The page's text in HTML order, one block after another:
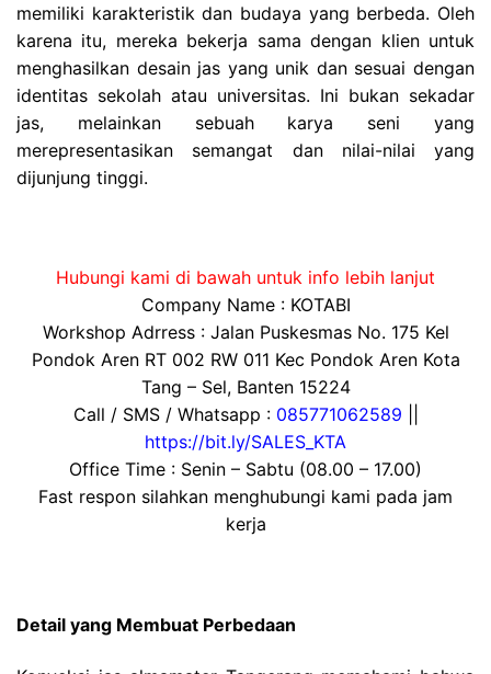
memiliki karakteristik dan budaya yang berbeda. Oleh
karena itu, mereka bekerja sama dengan klien untuk
menghasilkan desain jas yang unik dan sesuai dengan
identitas sekolah atau universitas. Ini bukan sekadar
jas, melainkan sebuah karya seni yang
merepresentasikan semangat dan nilai-nilai yang
dijunjung tinggi.
Hubungi kami di bawah untuk info lebih lanjut
Company Name : KOTABI
Workshop Adrress : Jalan Puskesmas No. 175 Kel
Pondok Aren RT 002 RW 011 Kec Pondok Aren Kota
Tang – Sel, Banten 15224
Call / SMS / Whatsapp : 085771062589
https://bit.ly/SALES_KTA
Office Time : Senin – Sabtu (08.00 – 17.00)
Fast respon silahkan menghubungi kami pada jam
kerja
Detail yang Membuat Perbedaan